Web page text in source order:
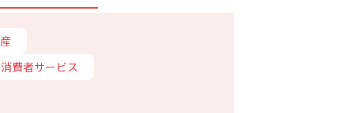
消費者サービス